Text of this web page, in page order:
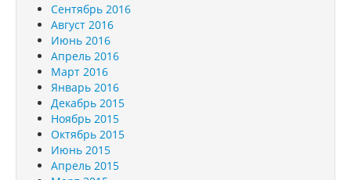
Сентябрь 2016
Август 2016
Июнь 2016
Апрель 2016
Март 2016
Январь 2016
Декабрь 2015
Ноябрь 2015
Октябрь 2015
Июнь 2015
Апрель 2015